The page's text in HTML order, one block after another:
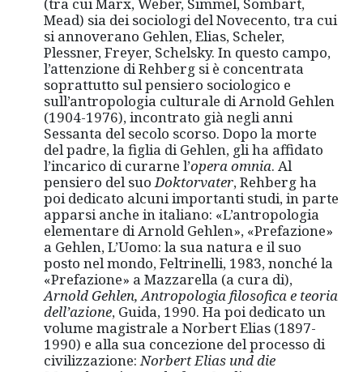
(tra cui Marx, Weber, Simmel, Sombart,
Mead) sia dei sociologi del Novecento, tra cui
si annoverano Gehlen, Elias, Scheler,
Plessner, Freyer, Schelsky. In questo campo,
l’attenzione di Rehberg si è concentrata
soprattutto sul pensiero sociologico e
sull’antropologia culturale di Arnold Gehlen
(1904-1976), incontrato già negli anni
Sessanta del secolo scorso. Dopo la morte
del padre, la figlia di Gehlen, gli ha affidato
l’incarico di curarne l’opera omnia. Al
pensiero del suoDoktorvater, Rehberg ha
poi dedicato alcuni importanti studi, in parte
apparsi anche in italiano: «L’antropologia
elementare di Arnold Gehlen», «Prefazione»
a Gehlen, L’Uomo: la sua natura e il suo
posto nel mondo, Feltrinelli, 1983, nonché la
«Prefazione» a Mazzarella (a cura di),
Arnold Gehlen, Antropologia filosofica e teoria
dell’azione, Guida, 1990. Ha poi dedicato un
volume magistrale a Norbert Elias (1897-
1990) e alla sua concezione del processo di
civilizzazione:Norbert Elias und die